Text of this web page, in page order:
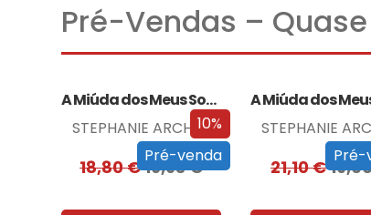
Pré-Vendas –
10%
Pré-venda
A Miúda dos Meus Sonhos
STEPHANIE ARCHER
18,80€16,93€
Pré-
STEPHANIE
21,10€